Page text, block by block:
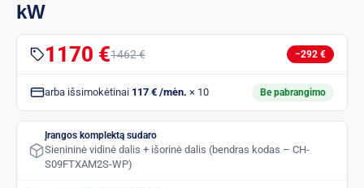
kW
1170 €1462 € −292 €
arba išsimokėtinai 117 € /mėn. × 10 Be pabrangimo
Įrangos komplektą sudaro
Sienininė vidinė dalis + išorinė dalis (bendras kodas – CH-
S09FTXAM2S-WP)